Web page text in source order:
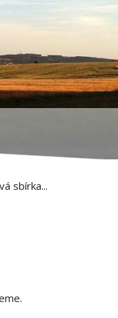
sbírka...